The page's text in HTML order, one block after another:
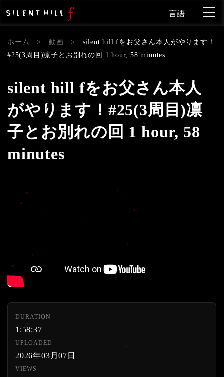
言語
ホーム > 動画 >
silent hill fをお父さん本人がやります！
#25(3周目)凛子とお別れの回 1 hour, 58 minutes
silent hill fをお父さん本人
がやります！#25(3周目)凛
子とお別れの回 1 hour, 58
minutes
DURATION
1:58:37
UPLOADED
2026年03月07日
VIEWS